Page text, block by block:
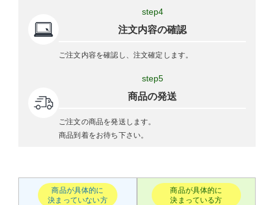
step4
注文内容の確認
ご注文内容を確認し、注文確定します。
step5
商品の発送
ご注文の商品を発送します。
商品到着をお待ち下さい。
商品が具体的に
決まっていない方
商品が具体的に
決まっている方